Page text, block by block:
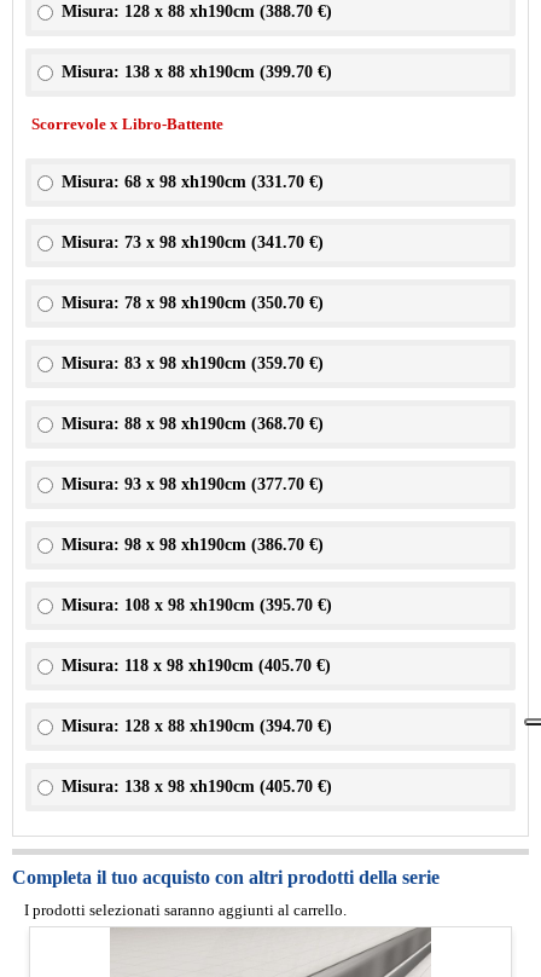
Misura: 128 x 88 xh190cm (388.70 €)
Misura: 138 x 88 xh190cm (399.70 €)
Scorrevole x Libro-Battente
Misura: 68 x 98 xh190cm (331.70 €)
Misura: 73 x 98 xh190cm (341.70 €)
Misura: 78 x 98 xh190cm (350.70 €)
Misura: 83 x 98 xh190cm (359.70 €)
Misura: 88 x 98 xh190cm (368.70 €)
Misura: 93 x 98 xh190cm (377.70 €)
Misura: 98 x 98 xh190cm (386.70 €)
Misura: 108 x 98 xh190cm (395.70 €)
Misura: 118 x 98 xh190cm (405.70 €)
Misura: 128 x 88 xh190cm (394.70 €)
Misura: 138 x 98 xh190cm (405.70 €)
Completa il tuo acquisto con altri prodotti della serie
I prodotti selezionati saranno aggiunti al carrello.